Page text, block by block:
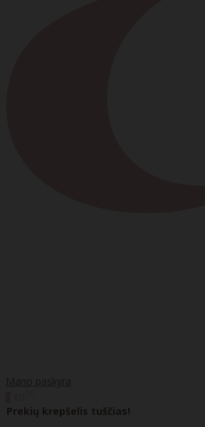
Mano paskyra
Prekių krepšelis tuščias!